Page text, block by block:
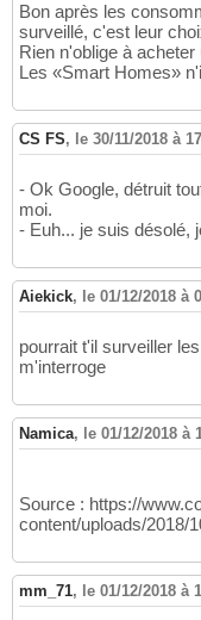
Bon après les
surveillé, c'est leur
Rien n'oblige à
Les «Smart Homes»
CS FS, le 30/11/2018 à
- Ok Google, détruit
moi.
- Euh... je suis désolé,
Aiekick, le 01/12/2018 à
pourrait t'il surveiller
m'interroge
Namica, le 01/12/2018 à
Source : https://
content/uploads/2018/
mm_71, le 01/12/2018 à